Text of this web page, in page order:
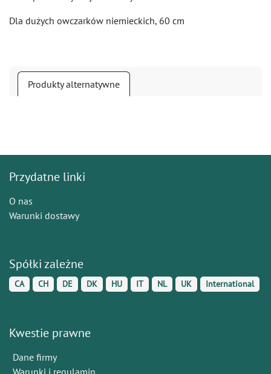
Dla dużych owczarków niemieckich, 60 cm
Produkty alternatywne
Przydatne linki
O nas
Warunki dostawy
Spółki zależne
CA CH DE DK HU IT NL UK International
Kwestie prawne
Dane firmy
Warunki i regulamin